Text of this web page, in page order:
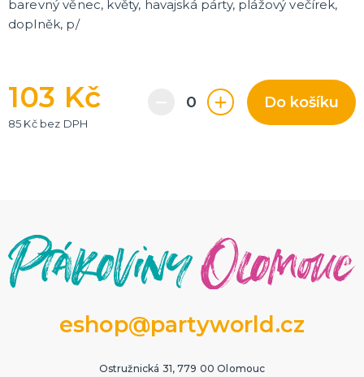
barevný věnec, květy, havajská párty, plážový večírek,
doplněk, p/
103 Kč
85 Kč bez DPH
Do košíku
eshop@partyworld.cz
Ostružnická 31, 779 00 Olomouc